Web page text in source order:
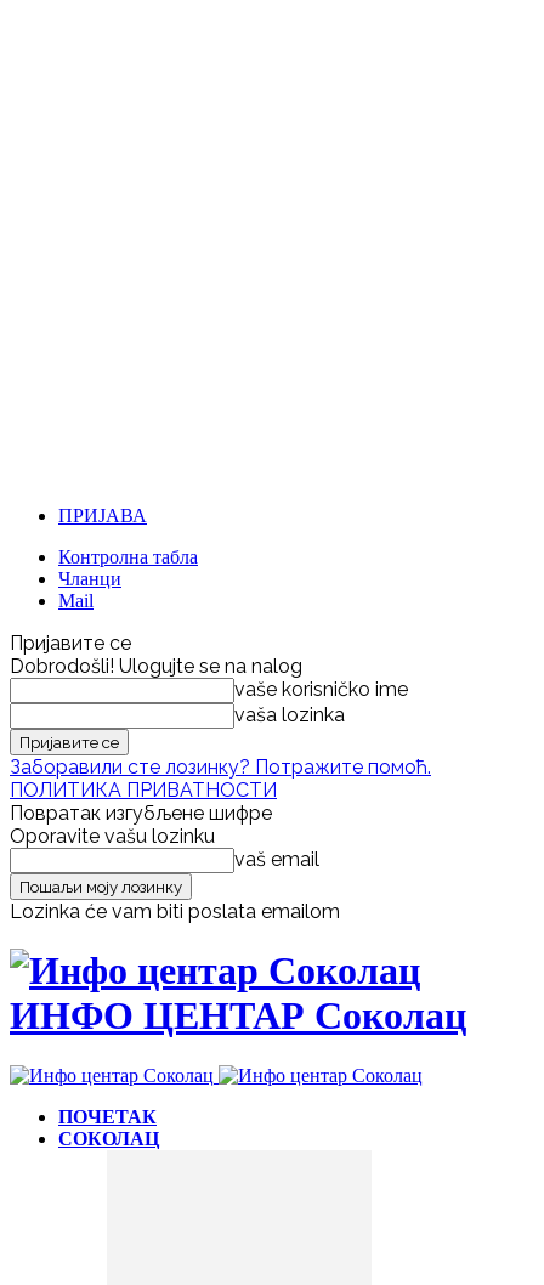
ПРИЈАВА
Контролна табла
Чланци
Mail
Пријавите се
Dobrodošli! Ulogujte se na nalog
vaše korisničko ime
vaša lozinka
Заборавили сте лозинку? Потражите помоћ.
ПОЛИТИКА ПРИВАТНОСТИ
Повратак изгубљене шифре
Oporavite vašu lozinku
vaš email
Lozinka će vam biti poslata emailom
ИНФО ЦЕНТАР Соколац
ПОЧЕТАК
СОКОЛАЦ